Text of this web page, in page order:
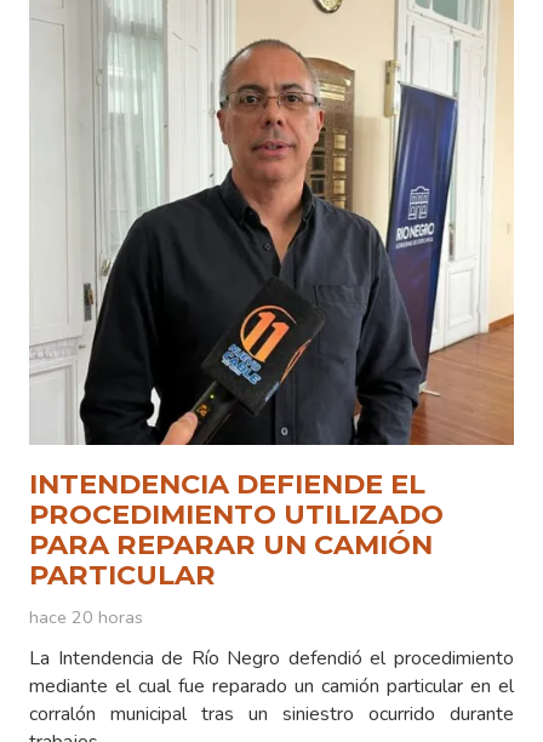
INTENDENCIA DEFIENDE EL
PROCEDIMIENTO UTILIZADO
PARA REPARAR UN CAMIÓN
PARTICULAR
hace 20 horas
La Intendencia de Río Negro defendió el procedimiento
mediante el cual fue reparado un camión particular en el
corralón municipal tras un siniestro ocurrido durante